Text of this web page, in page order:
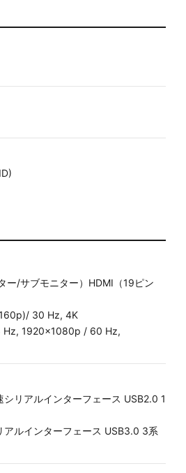
ー/サブモニター）HDMI（19ピン
30 Hz, 4K
1920x1080p / 60 Hz,
シリアルインターフェース USB2.0 1
アルインターフェース USB3.0 3系